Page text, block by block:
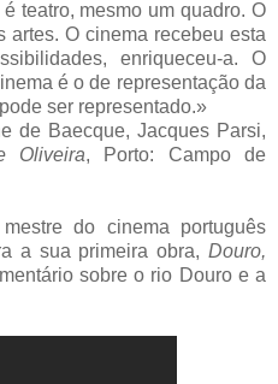
teatro, mesmo um quadro. O
artes. O cinema recebeu esta
enriqueceu-a. O
é o de representação da
ser representado.»
de Baecque, Jacques Parsi,
Oliveira, Porto: Campo de
do cinema português
a sua primeira obra, Douro,
sobre o rio Douro e a